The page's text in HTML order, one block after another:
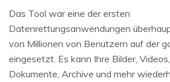
Das Tool war eine der ersten
Datenrettungsanwendungen
von Millionen von Benutzern auf der
eingesetzt. Es kann Ihre Bilder,
Dokumente, Archive und mehr